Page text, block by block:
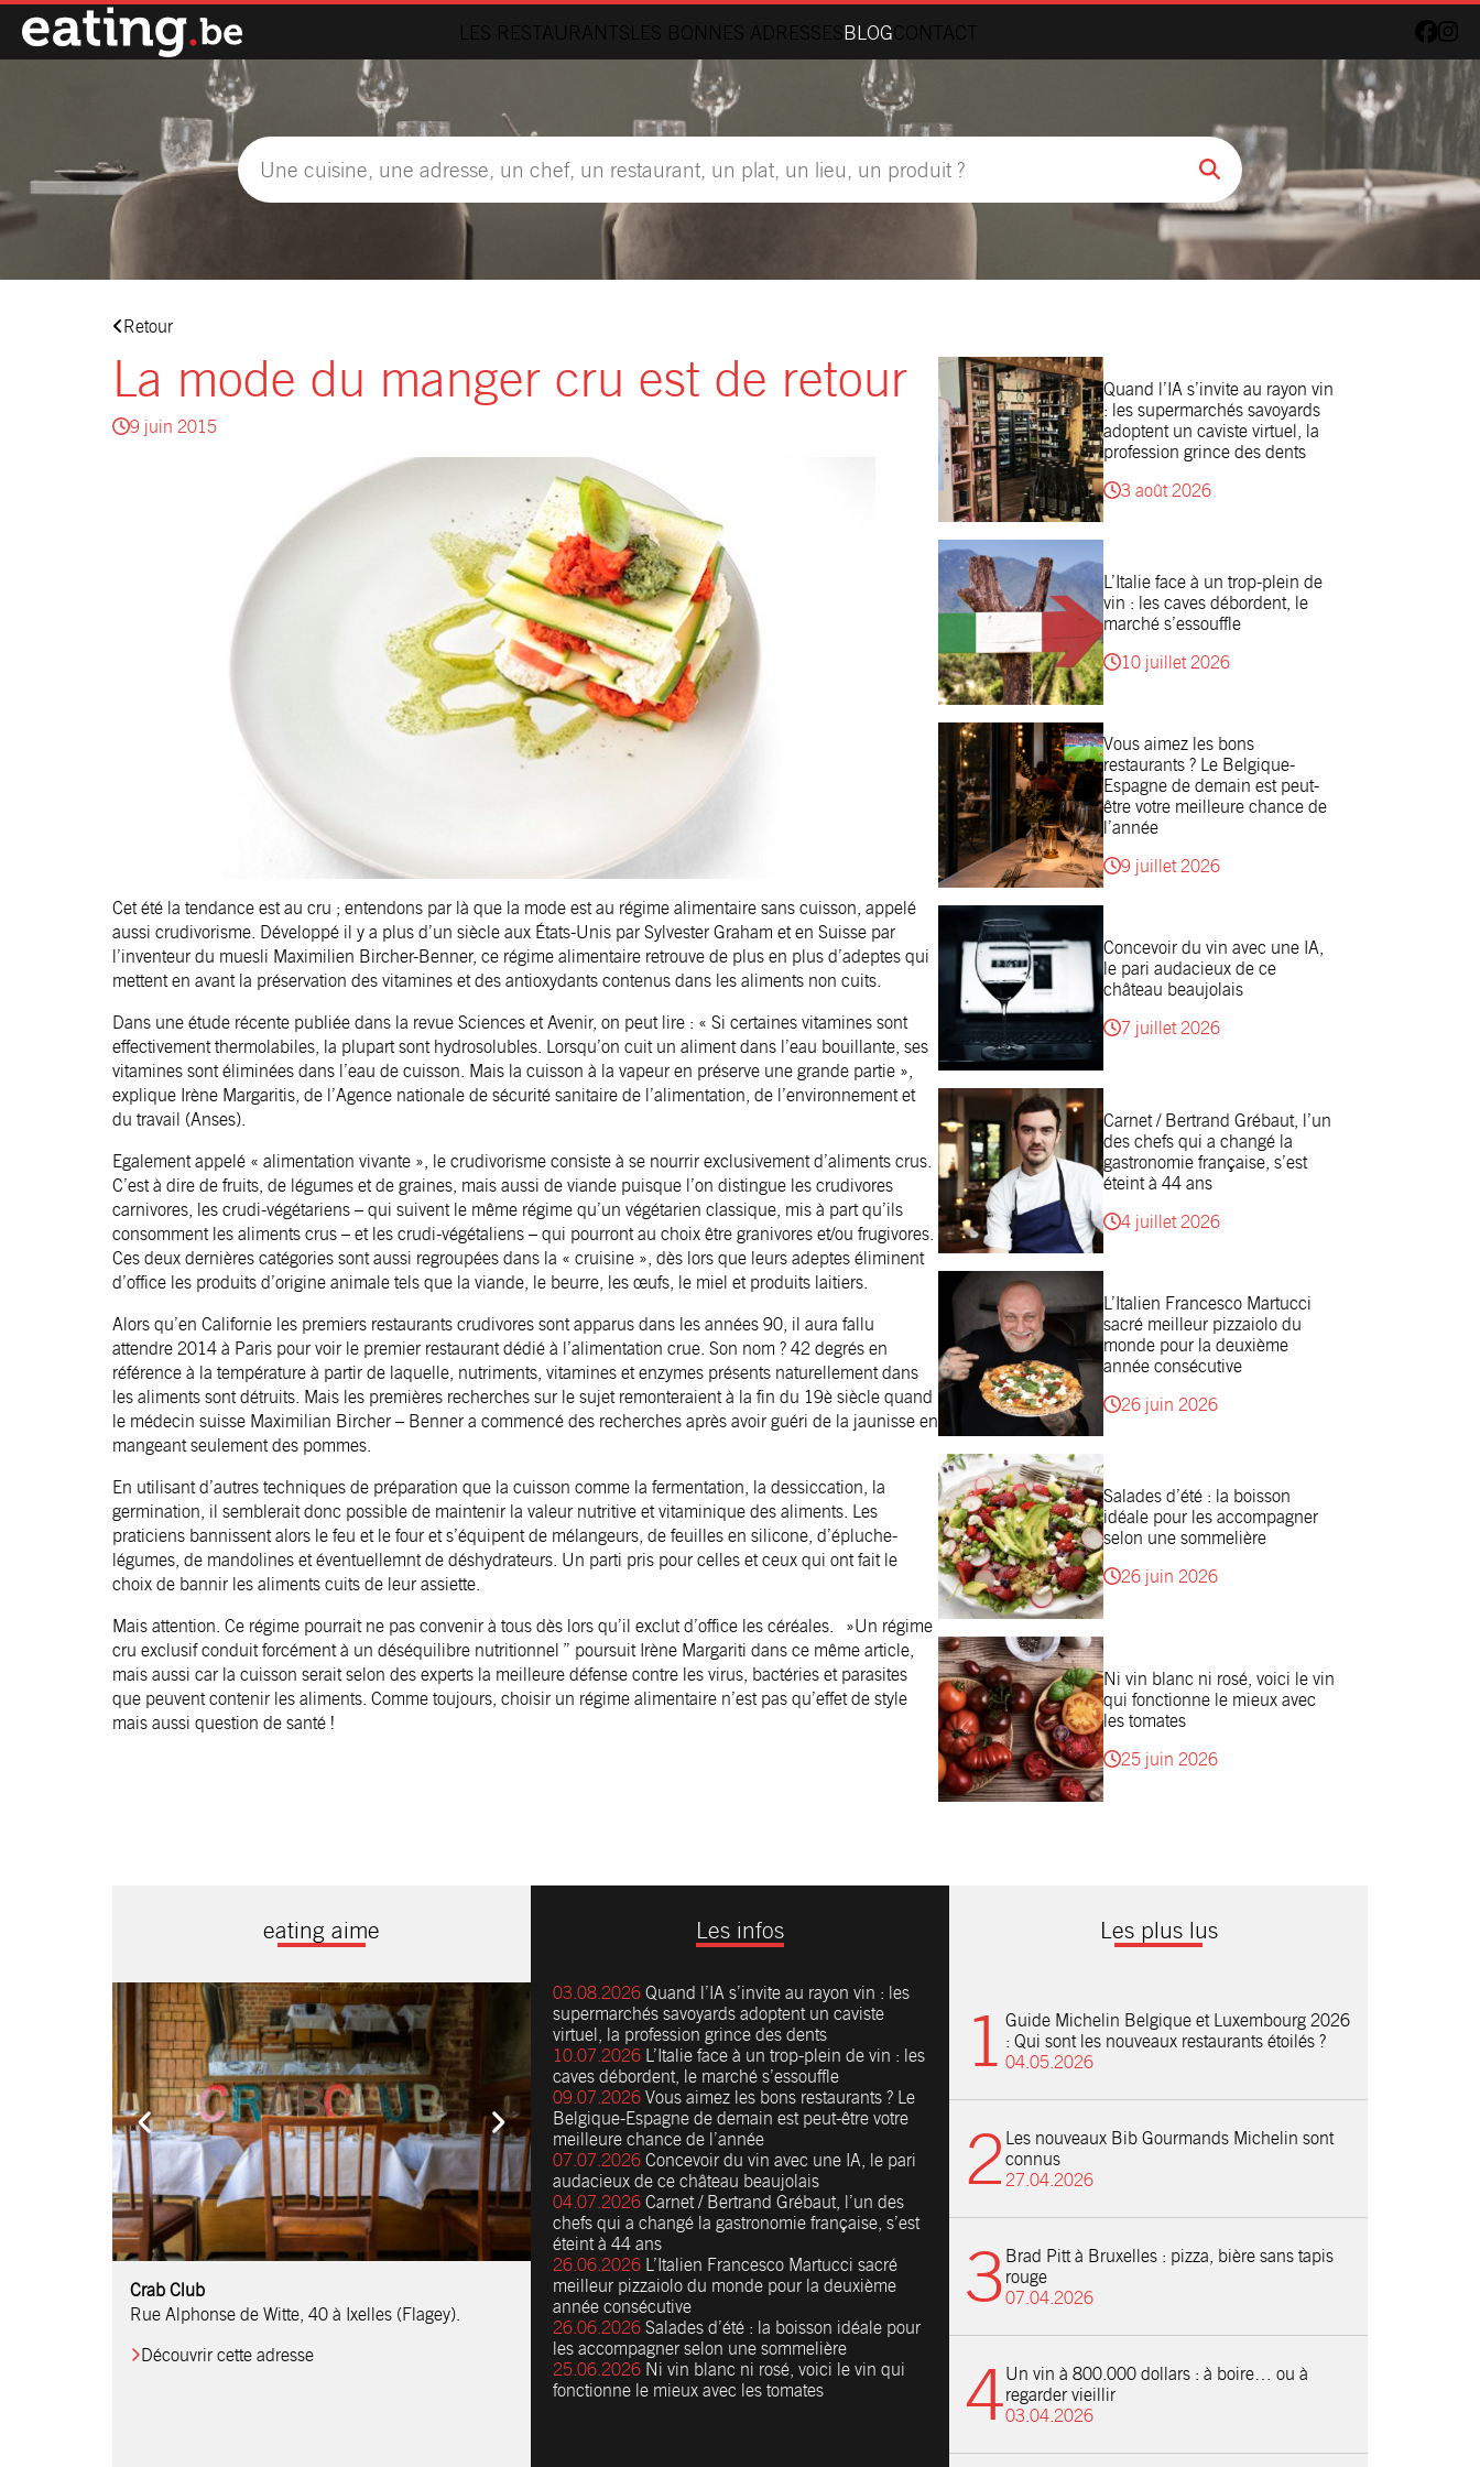
LES RESTAURANTSLES BONNES ADRESSESBLOGCONTACT
Retour
La mode du manger cru est de retour
9 juin 2015
Cet été la tendance est au cru ; entendons par là que la mode est au régime alimentaire sans cuisson, appelé
aussi crudivorisme. Développé il y a plus d’un siècle aux États-Unis par Sylvester Graham et en Suisse par
l’inventeur du muesli Maximilien Bircher-Benner, ce régime alimentaire retrouve de plus en plus d’adeptes qui
mettent en avant la préservation des vitamines et des antioxydants contenus dans les aliments non cuits.
Dans une étude récente publiée dans la revue Sciences et Avenir, on peut lire : « Si certaines vitamines sont
effectivement thermolabiles, la plupart sont hydrosolubles. Lorsqu’on cuit un aliment dans l’eau bouillante, ses
vitamines sont éliminées dans l’eau de cuisson. Mais la cuisson à la vapeur en préserve une grande partie »,
explique Irène Margaritis, de l’Agence nationale de sécurité sanitaire de l’alimentation, de l’environnement et
du travail (Anses).
Egalement appelé « alimentation vivante », le crudivorisme consiste à se nourrir exclusivement d’aliments crus.
C’est à dire de fruits, de légumes et de graines, mais aussi de viande puisque l’on distingue les crudivores
carnivores, les crudi-végétariens – qui suivent le même régime qu’un végétarien classique, mis à part qu’ils
consomment les aliments crus – et les crudi-végétaliens – qui pourront au choix être granivores et/ou frugivores.
Ces deux dernières catégories sont aussi regroupées dans la « cruisine », dès lors que leurs adeptes éliminent
d’office les produits d’origine animale tels que la viande, le beurre, les œufs, le miel et produits laitiers.
Alors qu’en Californie les premiers restaurants crudivores sont apparus dans les années 90, il aura fallu
attendre 2014 à Paris pour voir le premier restaurant dédié à l’alimentation crue. Son nom ? 42 degrés en
référence à la température à partir de laquelle, nutriments, vitamines et enzymes présents naturellement dans
les aliments sont détruits. Mais les premières recherches sur le sujet remonteraient à la fin du 19è siècle quand
le médecin suisse Maximilian Bircher – Benner a commencé des recherches après avoir guéri de la jaunisse en
mangeant seulement des pommes.
En utilisant d’autres techniques de préparation que la cuisson comme la fermentation, la dessiccation, la
germination, il semblerait donc possible de maintenir la valeur nutritive et vitaminique des aliments. Les
praticiens bannissent alors le feu et le four et s’équipent de mélangeurs, de feuilles en silicone, d’épluche-
légumes, de mandolines et éventuellemnt de déshydrateurs. Un parti pris pour celles et ceux qui ont fait le
choix de bannir les aliments cuits de leur assiette.
Mais attention. Ce régime pourrait ne pas convenir à tous dès lors qu’il exclut d’office les céréales. »Un régime
cru exclusif conduit forcément à un déséquilibre nutritionnel ” poursuit Irène Margariti dans ce même article,
mais aussi car la cuisson serait selon des experts la meilleure défense contre les virus, bactéries et parasites
que peuvent contenir les aliments. Comme toujours, choisir un régime alimentaire n’est pas qu’effet de style
mais aussi question de santé !
Quand l’IA s’invite au rayon vin
: les supermarchés savoyards
adoptent un caviste virtuel, la
profession grince des dents
3 août 2026
L’Italie face à un trop-plein de
vin : les caves débordent, le
marché s’essouffle
10 juillet 2026
Vous aimez les bons
restaurants ? Le Belgique-
Espagne de demain est peut-
être votre meilleure chance de
l’année
9 juillet 2026
Concevoir du vin avec une IA,
le pari audacieux de ce
château beaujolais
7 juillet 2026
Carnet / Bertrand Grébaut, l’un
des chefs qui a changé la
gastronomie française, s’est
éteint à 44 ans
4 juillet 2026
L’Italien Francesco Martucci
sacré meilleur pizzaiolo du
monde pour la deuxième
année consécutive
26 juin 2026
Salades d’été : la boisson
idéale pour les accompagner
selon une sommelière
26 juin 2026
Ni vin blanc ni rosé, voici le vin
qui fonctionne le mieux avec
les tomates
25 juin 2026
eating aime
Comptoir Chouchou
Crab Club
Rue Alphonse de Witte, 40 à Ixelles (Flagey).
Découvrir cette adresse
OM Restaurant
Table & Comptoir
Le Relais d’Orti
Studio 97
Löctave Restaurant
F-eat Restaurant
L’Art des Mets
Restaurant Harmonie
La Table de Jean
Les infos
03.08.2026 Quand l’IA s’invite au rayon vin : les
supermarchés savoyards adoptent un caviste
virtuel, la profession grince des dents
10.07.2026 L’Italie face à un trop-plein de vin : les
caves débordent, le marché s’essouffle
09.07.2026 Vous aimez les bons restaurants ? Le
Belgique-Espagne de demain est peut-être votre
meilleure chance de l’année
07.07.2026 Concevoir du vin avec une IA, le pari
audacieux de ce château beaujolais
04.07.2026 Carnet / Bertrand Grébaut, l’un des
chefs qui a changé la gastronomie française, s’est
éteint à 44 ans
26.06.2026 L’Italien Francesco Martucci sacré
meilleur pizzaiolo du monde pour la deuxième
année consécutive
26.06.2026 Salades d’été : la boisson idéale pour
les accompagner selon une sommelière
25.06.2026 Ni vin blanc ni rosé, voici le vin qui
fonctionne le mieux avec les tomates
Les plus lus
Guide Michelin Belgique et Luxembourg 2026
: Qui sont les nouveaux restaurants étoilés ?
04.05.2026
Les nouveaux Bib Gourmands Michelin sont
connus
27.04.2026
Brad Pitt à Bruxelles : pizza, bière sans tapis
rouge
07.04.2026
Un vin à 800.000 dollars : à boire… ou à
regarder vieillir
03.04.2026